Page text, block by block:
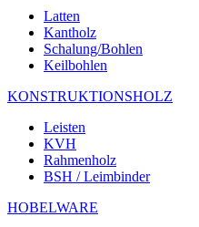
Latten
Kantholz
Schalung/Bohlen
Keilbohlen
KONSTRUKTIONSHOLZ
Leisten
KVH
Rahmenholz
BSH / Leimbinder
HOBELWARE